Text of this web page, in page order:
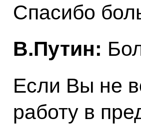
Спасибо
В.Путин:
Если Вы не
работу в